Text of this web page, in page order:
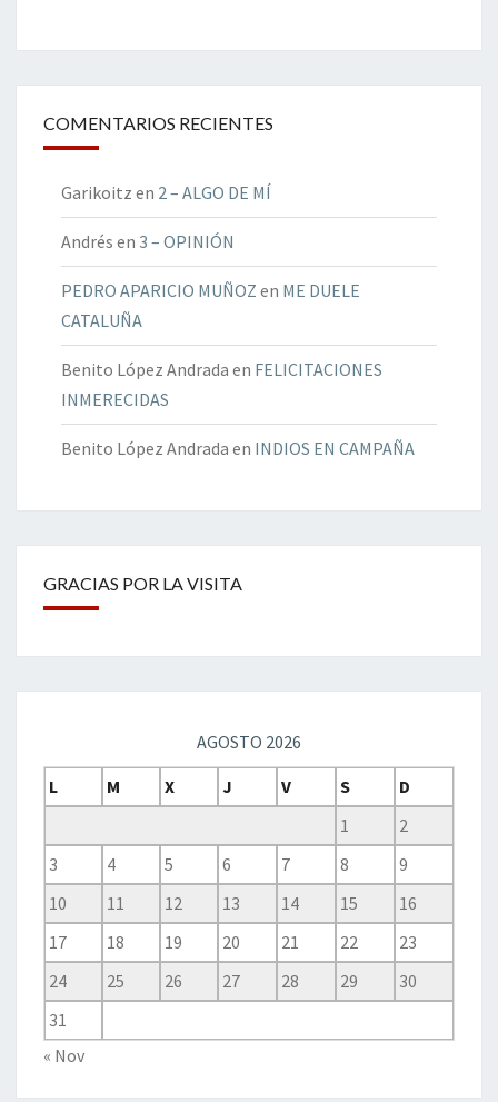
COMENTARIOS RECIENTES
Garikoitz en 2 – ALGO DE MÍ
Andrés en 3 – OPINIÓN
PEDRO APARICIO MUÑOZ en ME DUELE
CATALUÑA
Benito López Andrada en FELICITACIONES
INMERECIDAS
Benito López Andrada en INDIOS EN CAMPAÑA
GRACIAS POR LA VISITA
AGOSTO 2026
L
M X J V S
D
1
2
3
4 5 6 7 8
9
10
11 12 13 14 15
16
17
18 19 20 21 22
23
24
25 26 27 28 29
30
31
« Nov